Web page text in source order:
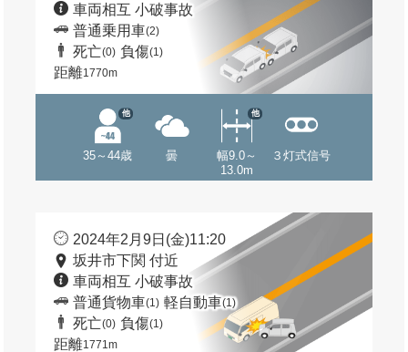
車両相互 小破事故
普通乗用車(2)
死亡(0) 負傷(1)
距離1770m
35～44歳
他
曇
幅9.0～
13.0m
他
３灯式信号
2024年2月9日(金)11:20
坂井市下関 付近
車両相互 小破事故
普通貨物車(1) 軽自動車(1)
死亡(0) 負傷(1)
距離1771m